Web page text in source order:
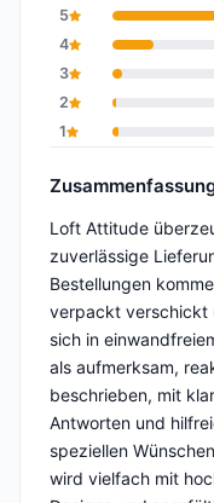
5
4
3
2
1
Loft Attitude
zuverlässige
Bestellungen
verpackt verschickt
sich in
als aufmerksam,
beschrieben, mit
Antworten und
speziellen
wird vielfach mit